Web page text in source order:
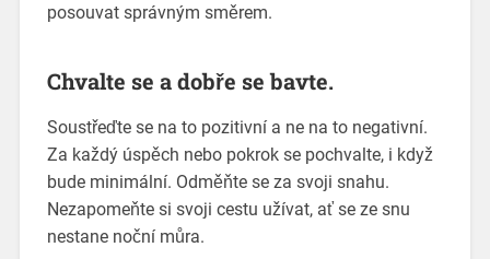
posouvat správným směrem.
Chvalte se a dobře se bavte.
Soustřeďte se na to pozitivní a ne na to negativní.
Za každý úspěch nebo pokrok se pochvalte, i když
bude minimální. Odměňte se za svoji snahu.
Nezapomeňte si svoji cestu užívat, ať se ze snu
nestane noční můra.